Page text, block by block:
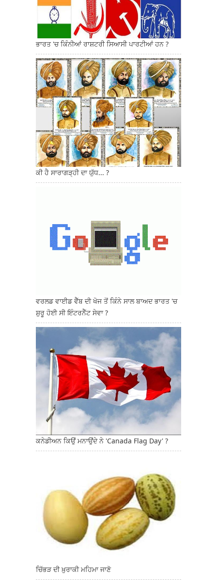
ਭਾਰਤ 'ਚ ਕਿੰਨੀਆਂ ਰਾਸ਼ਟਰੀ ਸਿਆਸੀ ਪਾਰਟੀਆਂ ਹਨ ?
ਕੀ ਹੈ ਸਾਰਾਗੜ੍ਹੀ ਦਾ ਯੁੱਧ... ?
ਵਰਲਡ ਵਾਈਡ ਵੈੱਬ ਦੀ ਖੋਜ ਤੋਂ ਕਿੰਨੇ ਸਾਲ ਬਾਅਦ ਭਾਰਤ 'ਚ
ਸ਼ੁਰੂ ਹੋਈ ਸੀ ਇੰਟਰਨੈੱਟ ਸੇਵਾ ?
ਕਨੇਡੀਅਨ ਕਿਉਂ ਮਨਾਉਂਦੇ ਨੇ 'Canada Flag Day' ?
ਚਿੱਭੜ ਦੀ ਖ਼ੁਰਾਕੀ ਮਹਿਮਾ ਜਾਣੋ